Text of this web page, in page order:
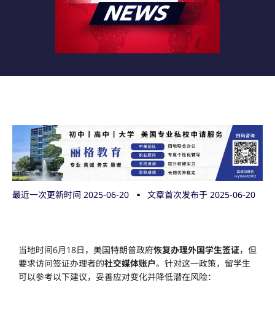
最近一次更新时间 2025-06-20 文章首次发布于 2025-06-20
当地时间6月18日，美国特朗普政府恢复办理外国学生签证，但
要求访问签证办理者的社交媒体账户。针对这一政策，留学生
可以参考以下建议，妥善应对变化并降低潜在风险：